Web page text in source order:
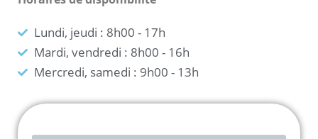
Lundi, jeudi : 8h00 - 17h
Mardi, vendredi : 8h00 - 16h
Mercredi, samedi : 9h00 - 13h